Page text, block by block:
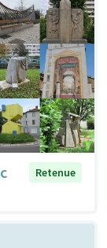
Retenue